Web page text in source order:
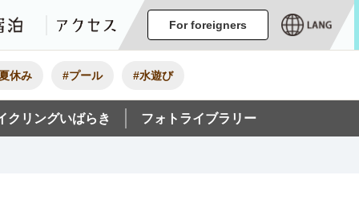
イベント グルメ・みやげ宿泊 アクセス
For foreigners
休み #プール #水遊び
クリングいばらき フォトライブラリー